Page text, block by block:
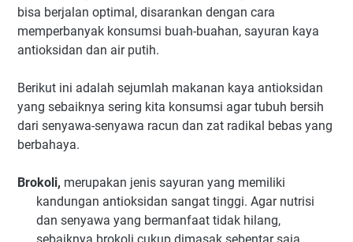
bisa berjalan optimal, disarankan dengan cara
memperbanyak konsumsi buah-buahan, sayuran kaya
antioksidan dan air putih.
Berikut ini adalah sejumlah makanan kaya antioksidan
yang sebaiknya sering kita konsumsi agar tubuh bersih
dari senyawa-senyawa racun dan zat radikal bebas yang
berbahaya.
Brokoli, merupakan jenis sayuran yang memiliki
kandungan antioksidan sangat tinggi. Agar nutrisi
dan senyawa yang bermanfaat tidak hilang,